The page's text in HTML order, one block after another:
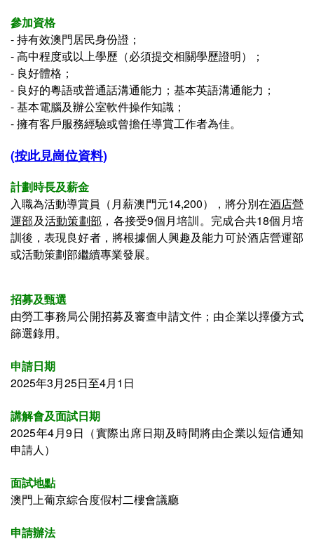
參加資格
-持有效澳門居民身份證；
-高中程度或以上學歷（必須提交相關學歷證明）
；
- 良好體格；
- 良好的粵語或普通話溝通能力；基本英語溝通能力；
-基本電腦及辦公室軟件操作知識；
- 擁有客戶服務經驗或曾擔任導賞工作者為佳。
(按此見崗位資料)
計劃時長及薪金
入職為活動導賞員（月薪澳門元14,200），將分別在酒店營
運部及活動策劃部 ，各接受9個月培訓。完成合共18個月培
訓後，表現良好者，將根據個人興趣及能力可於酒店營運部
或活動策劃部繼續專業發展。
招募及甄選
由勞工事務局公開招募及審查申請文件；由企業以擇優方式
篩選錄用。
申請日期
2025年3月25日至4月1日
講解會及面試日期
2025年4月9日（實際出席日期及時間將由企業以短信通知
申請人）
面試地點
澳門上葡京綜合度假村二樓會議廳
申請辦法